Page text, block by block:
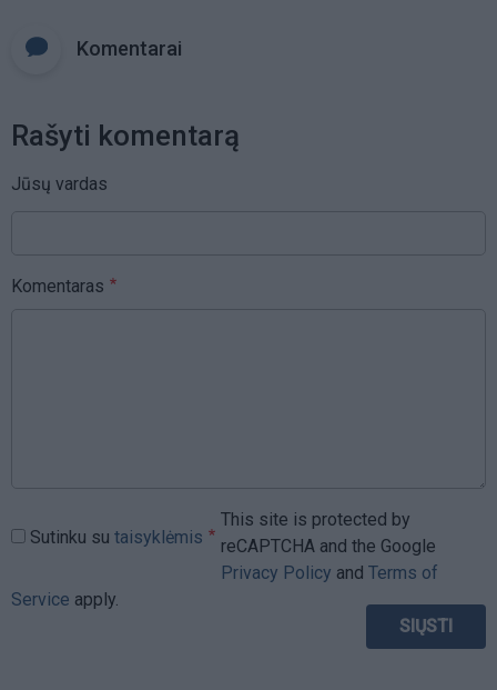
Komentarai
Rašyti komentarą
Jūsų vardas
Komentaras
Sutinku su taisyklėmis
This site is protected by
reCAPTCHA and the Google
Privacy Policy and Terms of
Service apply.